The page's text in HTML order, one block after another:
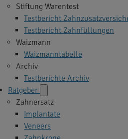
Stiftung Warentest
Testbericht
Testbericht Zahnfüllungen
Waizmann
Waizmanntabelle
Archiv
Testberichte Archiv
Ratgeber
Zahnersatz
Implantate
Veneers